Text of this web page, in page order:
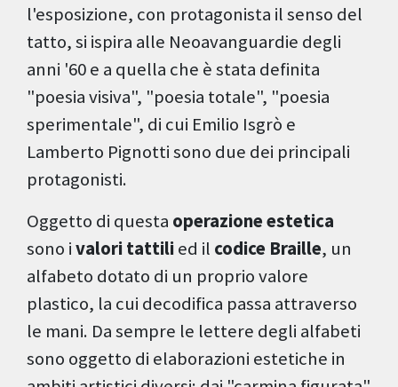
l'esposizione, con protagonista il senso del
tatto, si ispira alle Neoavanguardie degli
anni '60 e a quella che è stata definita
"poesia visiva", "poesia totale", "poesia
sperimentale", di cui Emilio Isgrò e
Lamberto Pignotti sono due dei principali
protagonisti.
Oggetto di questa operazione estetica
sono ivalori tattilied il codice Braille, un
alfabeto dotato di un proprio valore
plastico, la cui decodifica passa attraverso
le mani. Da sempre le lettere degli alfabeti
sono oggetto di elaborazioni estetiche in